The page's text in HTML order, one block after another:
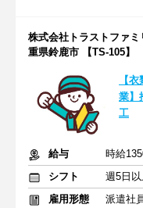
株式会社トラストファ
重県鈴鹿市 【TS-105】
【
業】
工
給与
時給
シフト
週5日
雇用形態
派遣社